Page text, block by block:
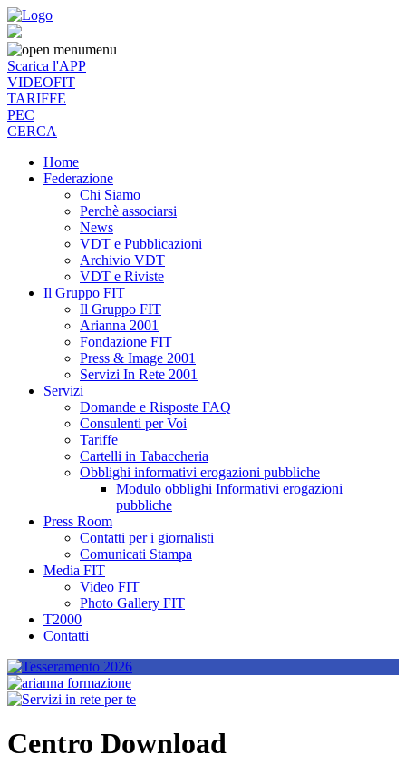
menu
Scarica l'APP
VIDEOFIT
TARIFFE
PEC
CERCA
Home
Federazione
Chi Siamo
Perchè associarsi
News
VDT e Pubblicazioni
Archivio VDT
VDT e Riviste
Il Gruppo FIT
Il Gruppo FIT
Arianna 2001
Fondazione FIT
Press & Image 2001
Servizi In Rete 2001
Servizi
Domande e Risposte FAQ
Consulenti per Voi
Tariffe
Cartelli in Tabaccheria
Obblighi informativi erogazioni pubbliche
Modulo obblighi Informativi erogazioni
pubbliche
Press Room
Contatti per i giornalisti
Comunicati Stampa
Media FIT
Video FIT
Photo Gallery FIT
T2000
Contatti
Centro Download